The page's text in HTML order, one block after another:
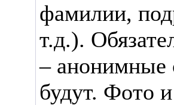
фамилии,
т.д.).
– анонимные
будут. Фото